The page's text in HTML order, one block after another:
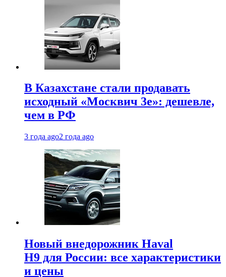
В Казахстане стали продавать
исходный «Москвич 3e»: дешевле,
чем в РФ
3 года ago2 года ago
Новый внедорожник Haval
H9 для России: все характеристики
и цены